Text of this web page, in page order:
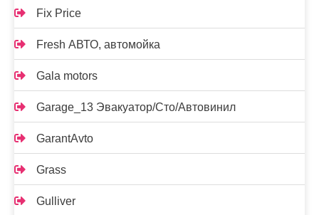
Fix Price
Fresh АВТО, автомойка
Gala motors
Garage_13 Эвакуатор/Сто/Автовинил
GarantAvto
Grass
Gulliver